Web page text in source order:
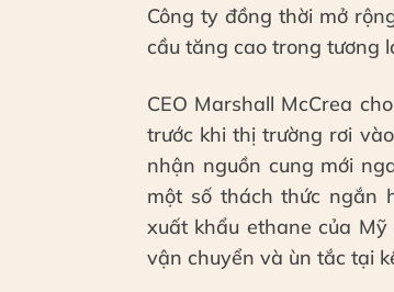
Công ty đồng thời mở
cầu tăng cao trong tương
CEO Marshall McCrea
trước khi thị trường rơi
nhận nguồn cung mới
một số thách thức ngắn
xuất khẩu ethane của
vận chuyển và ùn tắc tại